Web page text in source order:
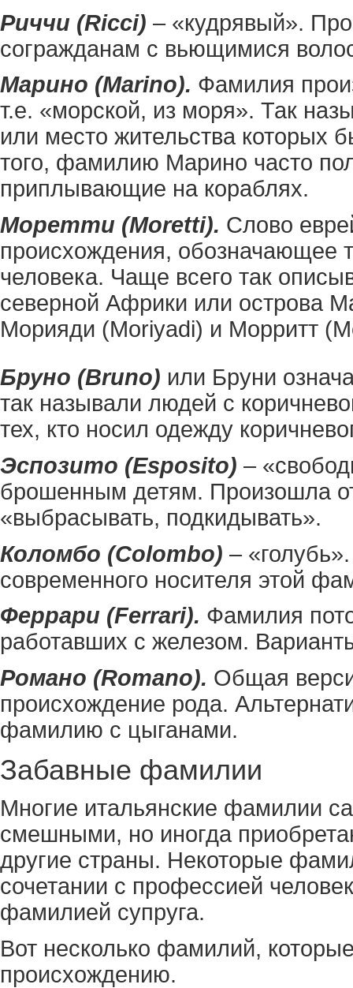
Риччи (Ricci) – «кудрявый».
согражданам с вьющимися
Марино (Marino). Фамилия
т.е. «морской, из моря». Так
или место жительства которых
того, фамилию Марино часто
приплывающие на кораблях.
Моретти (Moretti). Слово
происхождения, обозначающее
человека. Чаще всего так
северной Африки или острова
Морияди (Moriyadi) и Морритт
Бруно (Bruno) или Бруни
так называли людей с
тех, кто носил одежду
Эспозито (Esposito) –
брошенным детям. Произошла
«выбрасывать, подкидывать».
Коломбо (Colombo) –
современного носителя этой
Феррари (Ferrari). Фамилия
работавших с железом.
Романо (Romano). Общая
происхождение рода.
фамилию с цыганами.
Забавные фамилии
Многие итальянские фамилии
смешными, но иногда
другие страны. Некоторые
сочетании с профессией
фамилией супруга.
Вот несколько фамилий,
происхождению.